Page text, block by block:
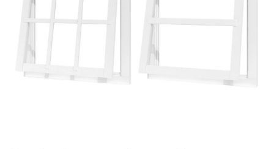
CREATE AN ACCOUNT